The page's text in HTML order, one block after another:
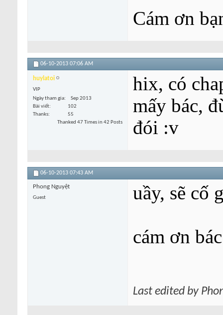
Cám ơn
06-10-2013 07:06 AM
huylatoi
VIP
Ngày tham gia
Sep 2013
Bài viết
102
Thanks
55
Thanked 47 Times in 42 Posts
hix, có
mấy bác,
đói :v
06-10-2013 07:43 AM
Phong Nguyệt
Guest uầy, sẽ cố
cám ơn
Last edited by